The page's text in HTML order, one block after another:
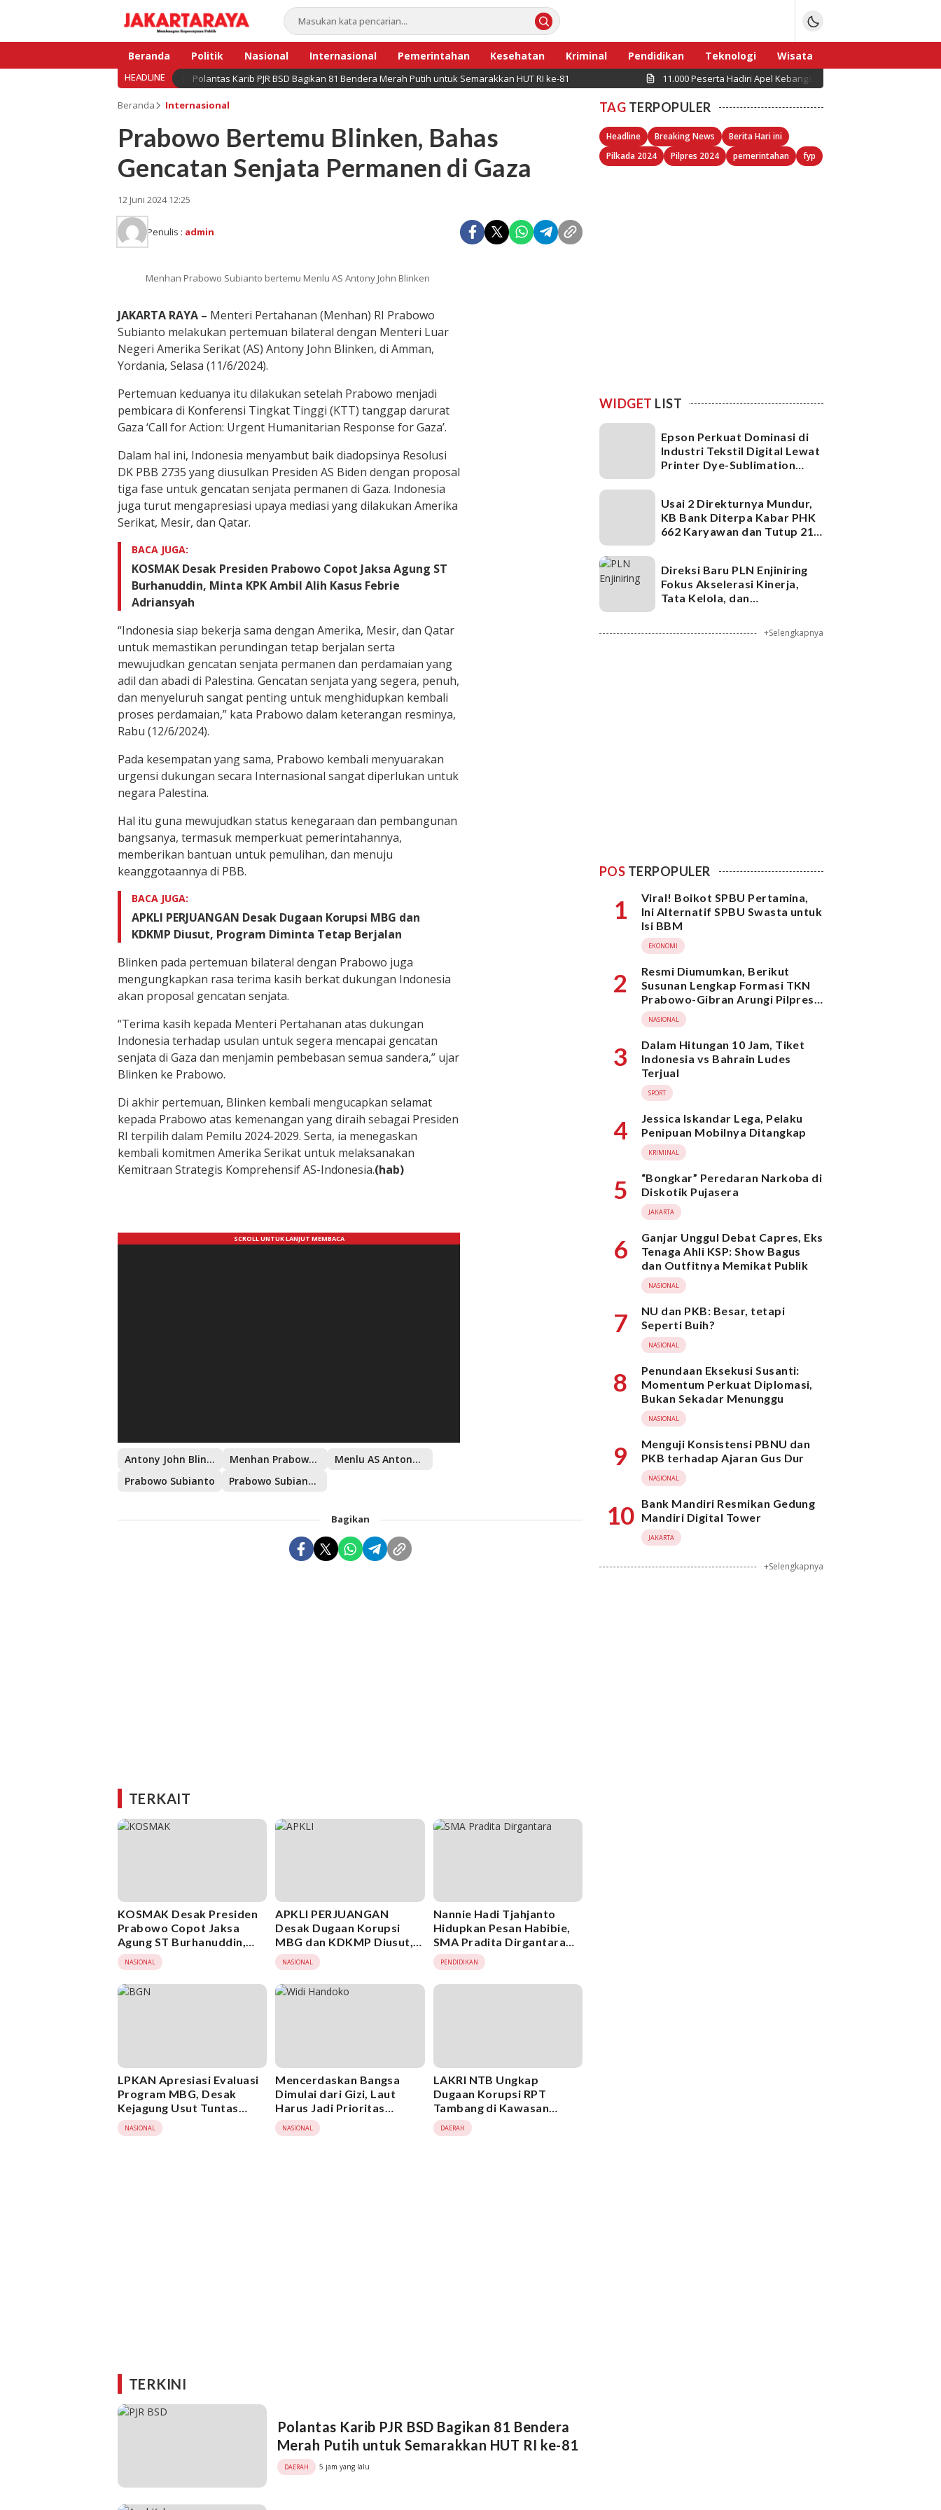
Beranda Politik Nasional Internasional Pemerintahan Kesehatan Kriminal Pendidikan Teknologi
Wisata
Bisnis
Sport
HEADLINE Polantas Karib PJR BSD Bagikan 81 Bendera Merah Putih untuk Semarakkan HUT RI ke-81 11.000 Peserta Hadiri Apel Kebangsaan “Jaga Jakarta untuk
Beranda Internasional
Prabowo Bertemu Blinken, Bahas
Gencatan Senjata Permanen di Gaza
12 Juni 2024 12:25
Penulis : admin
Menhan Prabowo Subianto bertemu Menlu AS Antony John Blinken
JAKARTA RAYA – Menteri Pertahanan (Menhan) RI Prabowo
Subianto melakukan pertemuan bilateral dengan Menteri Luar
Negeri Amerika Serikat (AS) Antony John Blinken, di Amman,
Yordania, Selasa (11/6/2024).
Pertemuan keduanya itu dilakukan setelah Prabowo menjadi
pembicara di Konferensi Tingkat Tinggi (KTT) tanggap darurat
Gaza ‘Call for Action: Urgent Humanitarian Response for Gaza’.
Dalam hal ini, Indonesia menyambut baik diadopsinya Resolusi
DK PBB 2735 yang diusulkan Presiden AS Biden dengan proposal
tiga fase untuk gencatan senjata permanen di Gaza. Indonesia
juga turut mengapresiasi upaya mediasi yang dilakukan Amerika
Serikat, Mesir, dan Qatar.
BACA JUGA:
KOSMAK Desak Presiden Prabowo Copot Jaksa Agung ST
Burhanuddin, Minta KPK Ambil Alih Kasus Febrie
Adriansyah
“Indonesia siap bekerja sama dengan Amerika, Mesir, dan Qatar
untuk memastikan perundingan tetap berjalan serta
mewujudkan gencatan senjata permanen dan perdamaian yang
adil dan abadi di Palestina. Gencatan senjata yang segera, penuh,
dan menyeluruh sangat penting untuk menghidupkan kembali
proses perdamaian,” kata Prabowo dalam keterangan resminya,
Rabu (12/6/2024).
Pada kesempatan yang sama, Prabowo kembali menyuarakan
urgensi dukungan secara Internasional sangat diperlukan untuk
negara Palestina.
Hal itu guna mewujudkan status kenegaraan dan pembangunan
bangsanya, termasuk memperkuat pemerintahannya,
memberikan bantuan untuk pemulihan, dan menuju
keanggotaannya di PBB.
BACA JUGA:
APKLI PERJUANGAN Desak Dugaan Korupsi MBG dan
KDKMP Diusut, Program Diminta Tetap Berjalan
Blinken pada pertemuan bilateral dengan Prabowo juga
mengungkapkan rasa terima kasih berkat dukungan Indonesia
akan proposal gencatan senjata.
“Terima kasih kepada Menteri Pertahanan atas dukungan
Indonesia terhadap usulan untuk segera mencapai gencatan
senjata di Gaza dan menjamin pembebasan semua sandera,” ujar
Blinken ke Prabowo.
Di akhir pertemuan, Blinken kembali mengucapkan selamat
kepada Prabowo atas kemenangan yang diraih sebagai Presiden
RI terpilih dalam Pemilu 2024-2029. Serta, ia menegaskan
kembali komitmen Amerika Serikat untuk melaksanakan
Kemitraan Strategis Komprehensif AS-Indonesia.(hab)
Antony John Blinken Menhan Prabowo Subianto
Menlu AS Antony John Blinken
Prabowo Subianto
Prabowo Subianto Bertemu Antony John Blinken
Bagikan
TERKAIT
KOSMAK Desak Presiden
Prabowo Copot Jaksa
Agung ST Burhanuddin,
Minta KPK Ambil Alih
Kasus Febrie Adriansyah
NASIONAL
APKLI PERJUANGAN
Desak Dugaan Korupsi
MBG dan KDKMP Diusut,
Program Diminta Tetap
Berjalan
NASIONAL
Nannie Hadi Tjahjanto
Hidupkan Pesan Habibie,
SMA Pradita Dirgantara
Cetak Generasi Indonesia
Emas 2045
PENDIDIKAN
LPKAN Apresiasi Evaluasi
Program MBG, Desak
Kejagung Usut Tuntas
Dugaan Penyimpangan
Anggaran di BGN
NASIONAL
Mencerdaskan Bangsa
Dimulai dari Gizi, Laut
Harus Jadi Prioritas
Nasional
NASIONAL
LAKRI NTB Ungkap
Dugaan Korupsi RPT
Tambang di Kawasan
Hutan, Seret Dinas ESDM
NTB
DAERAH
TERKINI
Polantas Karib PJR BSD Bagikan 81 Bendera
Merah Putih untuk Semarakkan HUT RI ke-81
DAERAH 5 jam yang lalu
TAG TERPOPULER
Headline Breaking News
Berita Hari ini
Pilkada 2024
Pilpres 2024 pemerintahan fyp
WIDGET LIST
Epson Perkuat Dominasi di
Industri Tekstil Digital Lewat
Printer Dye-Sublimation
Usai 2 Direkturnya Mundur,
KB Bank Diterpa Kabar PHK
662 Karyawan dan Tutup 21
Direksi Baru PLN Enjiniring
Fokus Akselerasi Kinerja,
Tata Kelola, dan
+Selengkapnya
POS TERPOPULER
1
Viral! Boikot SPBU Pertamina,
Ini Alternatif SPBU Swasta untuk
Isi BBM
EKONOMI
2
Resmi Diumumkan, Berikut
Susunan Lengkap Formasi TKN
Prabowo-Gibran Arungi Pilpres
2024, Ada Ridwan Kamil hingga
Suami Yenny Wahid
NASIONAL
3
Dalam Hitungan 10 Jam, Tiket
Indonesia vs Bahrain Ludes
Terjual
SPORT
4
Jessica Iskandar Lega, Pelaku
Penipuan Mobilnya Ditangkap
KRIMINAL
5
“Bongkar” Peredaran Narkoba di
Diskotik Pujasera
JAKARTA
6
Ganjar Unggul Debat Capres, Eks
Tenaga Ahli KSP: Show Bagus
dan Outfitnya Memikat Publik
NASIONAL
7
NU dan PKB: Besar, tetapi
Seperti Buih?
NASIONAL
8
Penundaan Eksekusi Susanti:
Momentum Perkuat Diplomasi,
Bukan Sekadar Menunggu
NASIONAL
9
Menguji Konsistensi PBNU dan
PKB terhadap Ajaran Gus Dur
NASIONAL
10 Bank Mandiri Resmikan Gedung
Mandiri Digital Tower
JAKARTA
+Selengkapnya